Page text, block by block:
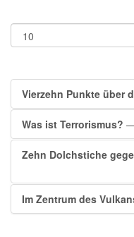
Vierzehn Punkte über
Was ist Terrorismus?
Zehn Dolchstiche
Im Zentrum des